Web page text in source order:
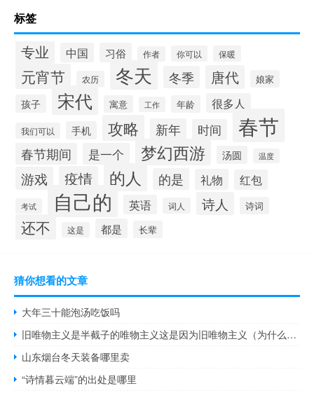
标签
专业 中国 习俗 作者 你可以 保暖
元宵节 农历 冬天 冬季 唐代 娘家
孩子 宋代 寓意 工作 年龄 很多人
我们可以 手机 攻略 新年 时间 春节
春节期间 是一个 梦幻西游 汤圆 温度
游戏 疫情 的人 的是 礼物 红包
考试 自己的 英语 词人 诗人 诗词
还不 这是 都是 长辈
猜你想看的文章
大年三十能泡汤吃饭吗
旧唯物主义是半截子的唯物主义这是因为旧唯物主义（为什么说旧唯物主义是半截子的唯物主义）
山东烟台冬天装备哪里卖
“诗情暮云端”的出处是哪里